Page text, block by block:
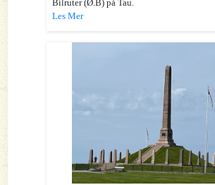
Bilruter (Ø.B) på Tau.
Les Mer